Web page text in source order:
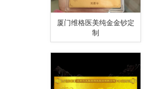
厦门维格医美纯金金钞定
制